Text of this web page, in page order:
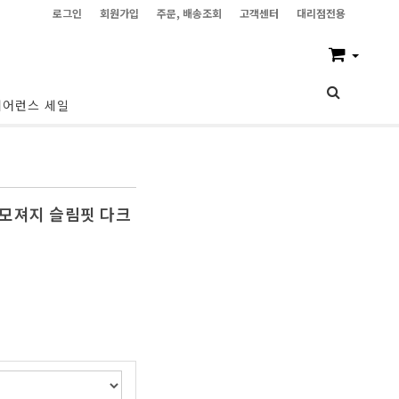
로그인 회원가입 주문, 배송조회 고객센터 대리점전용
런스 세일
져지 슬림핏 다크